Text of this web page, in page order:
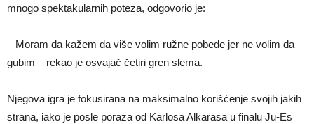
mnogo spektakularnih poteza, odgovorio je:
– Moram da kažem da više volim ružne pobede jer ne volim da
gubim – rekao je osvajač četiri gren slema.
Njegova igra je fokusirana na maksimalno korišćenje svojih jakih
strana, iako je posle poraza od Karlosa Alkarasa u finalu Ju-Es